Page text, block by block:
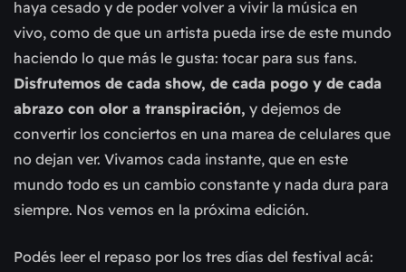
haya cesado y de poder volver a vivir la música en
vivo, como de que un artista pueda irse de este mundo
haciendo lo que más le gusta: tocar para sus fans.
Disfrutemos de cada show, de cada pogo y de cada
abrazo con olor a transpiración, y dejemos de
convertir los conciertos en una marea de celulares que
no dejan ver. Vivamos cada instante, que en este
mundo todo es un cambio constante y nada dura para
siempre. Nos vemos en la próxima edición.
Podés leer el repaso por los tres días del festival acá: